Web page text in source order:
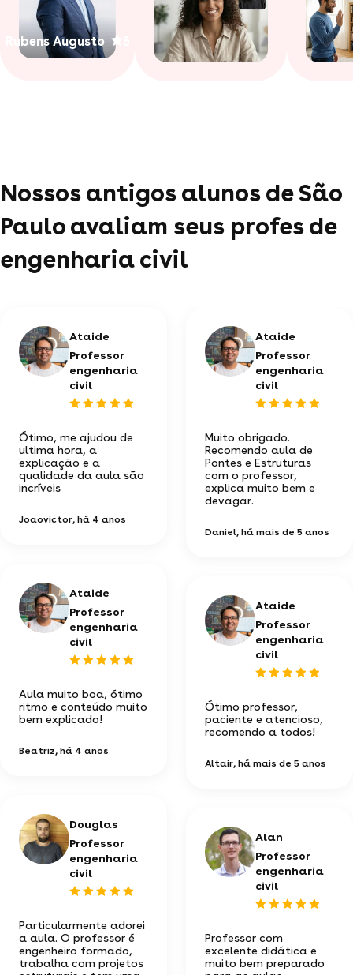
Rubens Augusto
Nossos antigos alunos de São
Paulo avaliam seus profes de
engenharia civil
Ataide
Professor
engenharia
civil
Ótimo, me ajudou de
ultima hora, a
explicação e a
qualidade da aula são
incríveis
Joaovictor, há 4 anos
Ataide
Professor
engenharia
civil
Aula muito boa, ótimo
ritmo e conteúdo muito
bem explicado!
Beatriz, há 4 anos
Douglas
Professor
engenharia
civil
Particularmente adorei
a aula. O professor é
engenheiro formado,
trabalha com projetos
Ataide
Professor
engenharia
civil
Muito obrigado.
Recomendo aula de
Pontes e Estruturas
com o professor,
explica muito bem e
devagar.
Daniel, há mais de 5 anos
Ataide
Professor
engenharia
civil
Ótimo professor,
paciente e atencioso,
recomendo a todos!
Altair, há mais de 5 anos
Alan
Professor
engenharia
civil
Professor com
excelente didática e
muito bem preparado